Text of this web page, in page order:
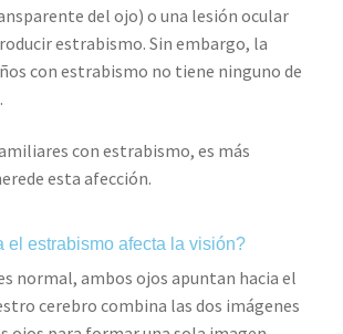
del ojo) o una lesión ocular
estrabismo. Sin embargo, la
con estrabismo no tiene ninguno de
con estrabismo, es más
esta afección.
el estrabismo afecta la visión?
normal, ambos ojos apuntan hacia el
cerebro combina las dos imágenes